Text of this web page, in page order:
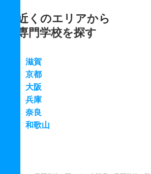
近くのエリアから
専門学校を探す
滋賀
京都
大阪
兵庫
奈良
和歌山